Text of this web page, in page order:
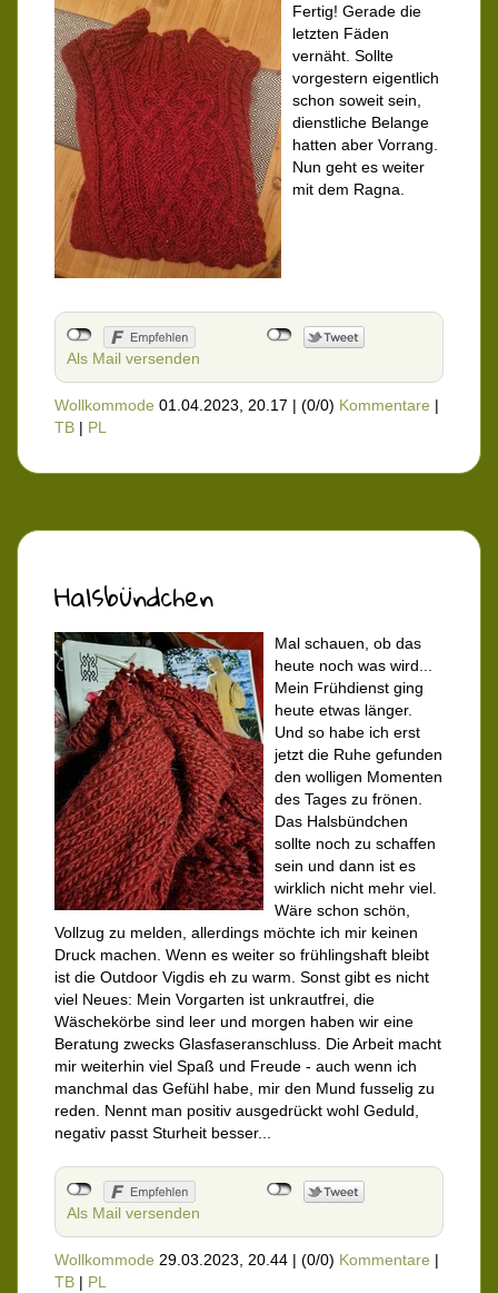
Fertig! Gerade die
letzten Fäden
vernäht. Sollte
vorgestern eigentlich
schon soweit sein,
dienstliche Belange
hatten aber Vorrang.
Nun geht es weiter
mit dem Ragna.
Als Mail versenden
Wollkommode 01.04.2023, 20.17 | (0/0) Kommentare |
TB | PL
Halsbündchen
Mal schauen, ob das
heute noch was wird...
Mein Frühdienst ging
heute etwas länger.
Und so habe ich erst
jetzt die Ruhe gefunden
den wolligen Momenten
des Tages zu frönen.
Das Halsbündchen
sollte noch zu schaffen
sein und dann ist es
wirklich nicht mehr viel.
Wäre schon schön,
Vollzug zu melden, allerdings möchte ich mir keinen
Druck machen. Wenn es weiter so frühlingshaft bleibt
ist die Outdoor Vigdis eh zu warm. Sonst gibt es nicht
viel Neues: Mein Vorgarten ist unkrautfrei, die
Wäschekörbe sind leer und morgen haben wir eine
Beratung zwecks Glasfaseranschluss. Die Arbeit macht
mir weiterhin viel Spaß und Freude - auch wenn ich
manchmal das Gefühl habe, mir den Mund fusselig zu
reden. Nennt man positiv ausgedrückt wohl Geduld,
negativ passt Sturheit besser...
Als Mail versenden
Wollkommode 29.03.2023, 20.44 | (0/0) Kommentare |
TB | PL